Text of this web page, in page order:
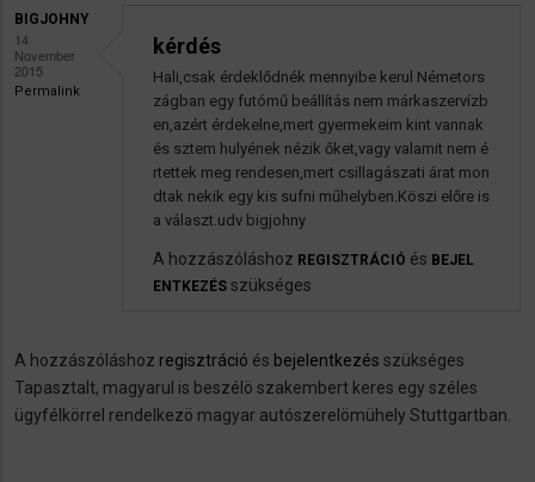
BIGJOHNY
14
November
2015
Permalink
kérdés
Hali,csak érdeklődnék mennyibe kerul Németors
zágban egy futómű beállítás nem márkaszervízb
en,azért érdekelne,mert gyermekeim kint vannak
és sztem hulyének nézik őket,vagy valamit nem é
rtettek meg rendesen,mert csillagászati árat mon
dtak nekik egy kis sufni műhelyben.Köszi előre is
a választ.udv bigjohny
A hozzászóláshoz REGISZTRÁCIÓ és BEJEL
ENTKEZÉS szükséges
A hozzászóláshoz regisztráció és bejelentkezés szükséges
Tapasztalt, magyarul is beszélö szakembert keres egy széles
ügyfélkörrel rendelkezö magyar autószerelömühely Stuttgartban.